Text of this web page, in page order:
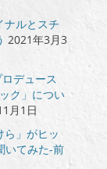
ナルとスチ
2021年3月3
ロデュース
ク」につい
月1日
ら」がヒッ
いてみた-前